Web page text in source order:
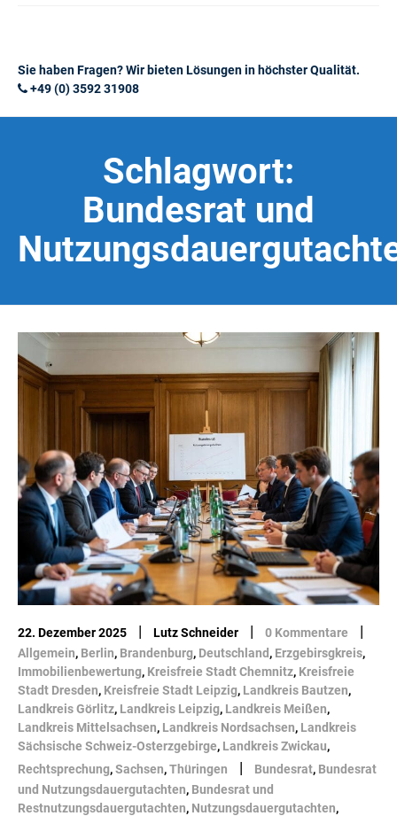
Sie haben Fragen? Wir bieten Lösungen in höchster Qualität.
+49 (0) 3592 31908
Schlagwort:
Bundesrat und
22. Dezember 2025 | Lutz Schneider | 0 Kommentare |
Allgemein, Berlin, Brandenburg, Deutschland, Erzgebirsgkreis,
Immobilienbewertung, Kreisfreie Stadt Chemnitz, Kreisfreie
Stadt Dresden, Kreisfreie Stadt Leipzig, Landkreis Bautzen,
Landkreis Görlitz, Landkreis Leipzig, Landkreis Meißen,
Landkreis Mittelsachsen, Landkreis Nordsachsen, Landkreis
Sächsische Schweiz-Osterzgebirge, Landkreis Zwickau,
Rechtsprechung,Sachsen,Thüringen | Bundesrat, Bundesrat
und Nutzungsdauergutachten, Bundesrat und
Restnutzungsdauergutachten, Nutzungsdauergutachten,